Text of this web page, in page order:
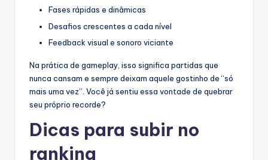
Fases rápidas e dinâmicas
Desafios crescentes a cada nível
Feedback visual e sonoro viciante
Na prática de gameplay, isso significa partidas que
nunca cansam e sempre deixam aquele gostinho de “só
mais uma vez”. Você já sentiu essa vontade de quebrar
seu próprio recorde?
Dicas para subir no
ranking